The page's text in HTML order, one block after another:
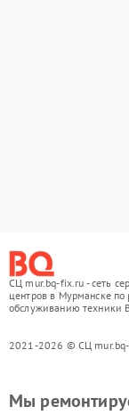
СЦ mur.bq-fix.ru - сеть
центров в Мурманске по
обслуживанию техники
2021-2026 © СЦ
Мы